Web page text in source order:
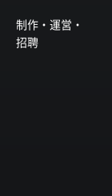
制作・運営・
招聘